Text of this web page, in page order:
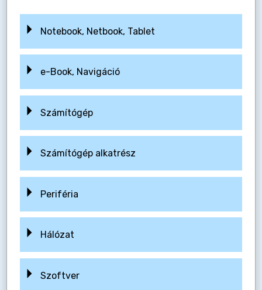
Notebook, Netbook, Tablet
e-Book, Navigáció
Számítógép
Számítógép alkatrész
Periféria
Hálózat
Szoftver